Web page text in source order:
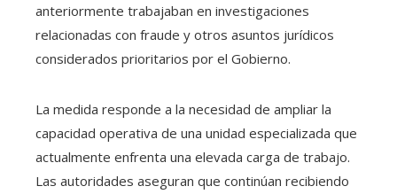
anteriormente trabajaban en investigaciones
relacionadas con fraude y otros asuntos jurídicos
considerados prioritarios por el Gobierno.
La medida responde a la necesidad de ampliar la
capacidad operativa de una unidad especializada que
actualmente enfrenta una elevada carga de trabajo.
Las autoridades aseguran que continúan recibiendo